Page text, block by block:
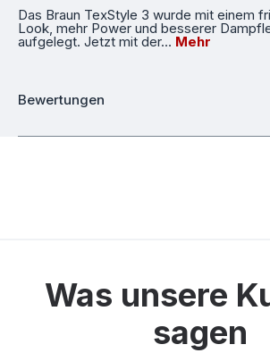
Das Braun TexStyle 3 wurde mit einem
Look, mehr Power und besserer
aufgelegt. Jetzt mit der… Mehr
Bewertungen
Was unsere
sagen